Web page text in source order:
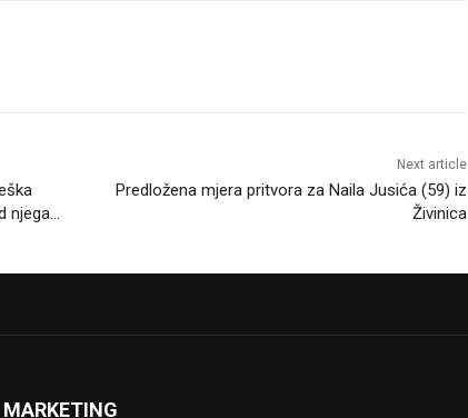
njega…
Next article
Predložena mjera pritvora za Naila Jusića (59) iz
Živinica
MARKETING